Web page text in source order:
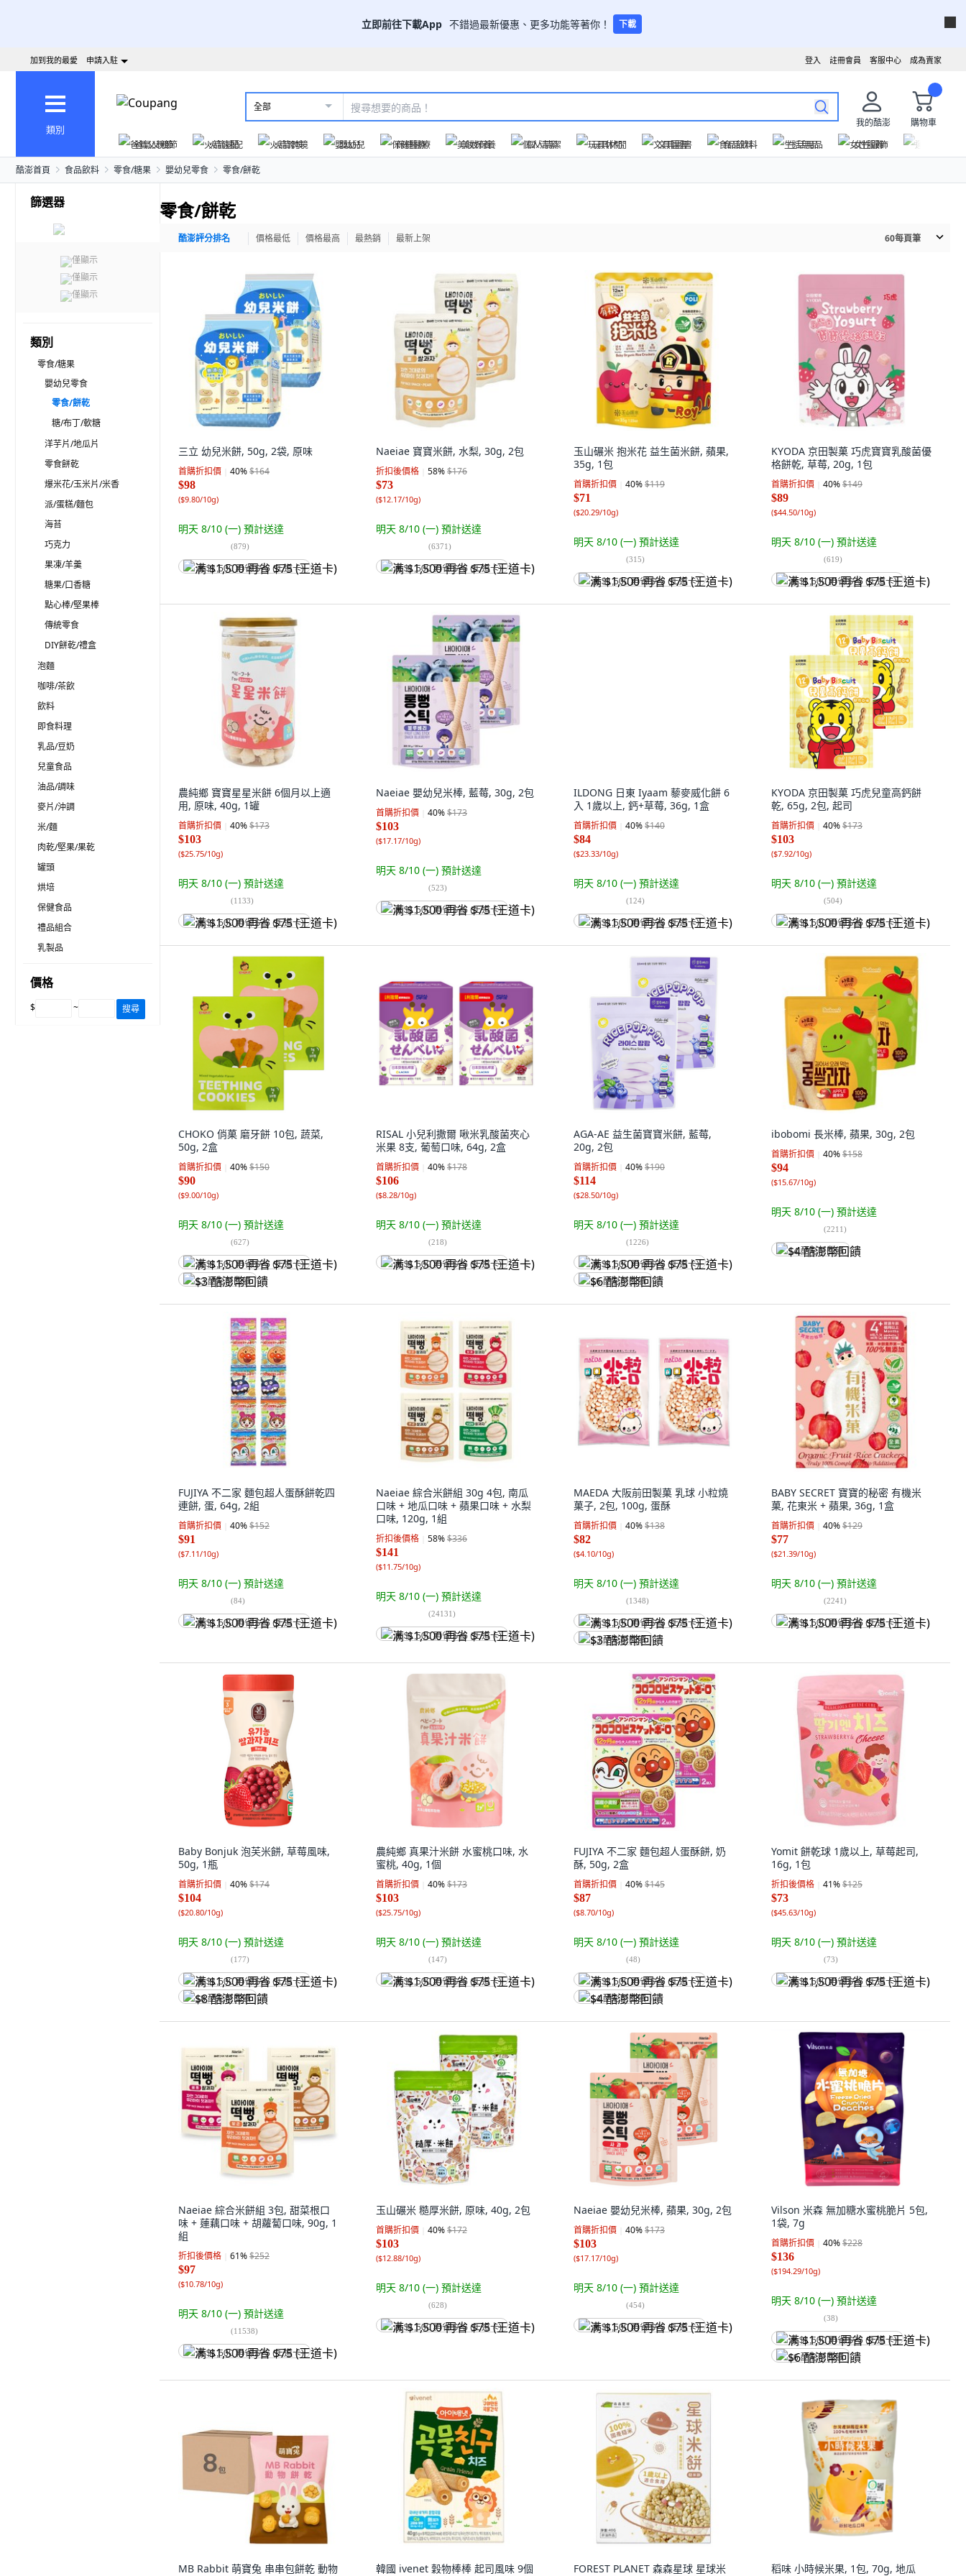
立即前往下載App 不錯過最新優惠、更多功能等著你！ 下載
成為賣家
客服中心
註冊會員
登入
加到我的最愛 申請入駐
類別
全部
我的酷澎
購物車
爸氣父親節
火箭速配 火箭跨境 嬰幼兒 保健醫療 美妝保養 個人清潔 玩具休閒 文具圖書 食品飲料 生活用品 女性服飾
酷澎首頁 食品飲料 零食/糖果 嬰幼兒零食 零食/餅乾
篩選器
僅顯示
僅顯示
僅顯示
類別
零食/糖果
嬰幼兒零食
零食/餅乾
糖/布丁/軟糖
洋芋片/地瓜片
零食餅乾
爆米花/玉米片/米香
派/蛋糕/麵包
海苔
巧克力
果凍/羊羹
糖果/口香糖
點心棒/堅果棒
傳統零食
DIY餅乾/禮盒
泡麵
咖啡/茶飲
飲料
即食料理
乳品/豆奶
兒童食品
油品/調味
麥片/沖調
米/麵
肉乾/堅果/果乾
罐頭
烘培
保健食品
禮品組合
乳製品
價格
$ ~ 搜尋
零食/餅乾
酷澎評分排名 價格最低 價格最高 最熱銷 最新上架 60每頁筆
三立 幼兒米餅, 50g, 2袋, 原味
首購折扣價 40%$164
$98
($9.80/10g)
明天 8/10 (一) 預計送達
(879)
满 $1,500 再省 $75 (王道卡)
Naeiae 寶寶米餅, 水梨, 30g, 2包
折扣後價格 58%$176
$73
($12.17/10g)
明天 8/10 (一) 預計送達
(6371)
满 $1,500 再省 $75 (王道卡)
玉山碾米 抱米花 益生菌米餅, 蘋果,
35g, 1包
首購折扣價 40%$119
$71
($20.29/10g)
明天 8/10 (一) 預計送達
(315)
满 $1,500 再省 $75 (王道卡)
KYODA 京田製菓 巧虎寶寶乳酸菌優
格餅乾, 草莓, 20g, 1包
首購折扣價 40%$149
$89
($44.50/10g)
明天 8/10 (一) 預計送達
(619)
满 $1,500 再省 $75 (王道卡)
農純鄉 寶寶星星米餅 6個月以上適
用, 原味, 40g, 1罐
首購折扣價 40%$173
$103
($25.75/10g)
明天 8/10 (一) 預計送達
(1133)
满 $1,500 再省 $75 (王道卡)
Naeiae 嬰幼兒米棒, 藍莓, 30g, 2包
首購折扣價 40%$173
$103
($17.17/10g)
明天 8/10 (一) 預計送達
(523)
满 $1,500 再省 $75 (王道卡)
(124)
满 $1,500 再省 $75 (王道卡)
KYODA 京田製菓 巧虎兒童高鈣餅
乾, 65g, 2包, 起司
首購折扣價 40%$173
$103
($7.92/10g)
明天 8/10 (一) 預計送達
(504)
满 $1,500 再省 $75 (王道卡)
CHOKO 俏菓 磨牙餅 10包, 蔬菜,
50g, 2盒
首購折扣價 40%$150
$90
($9.00/10g)
明天 8/10 (一) 預計送達
(627)
满 $1,500 再省 $75 (王道卡)
$3 酷澎幣回饋
RISAL 小兒利撒爾 啾米乳酸菌夾心
米果 8支, 葡萄口味, 64g, 2盒
首購折扣價 40%$178
$106
($8.28/10g)
明天 8/10 (一) 預計送達
(218)
满 $1,500 再省 $75 (王道卡)
AGA-AE 益生菌寶寶米餅, 藍莓,
20g, 2包
首購折扣價 40%$190
$114
($28.50/10g)
明天 8/10 (一) 預計送達
(1226)
满 $1,500 再省 $75 (王道卡)
$6 酷澎幣回饋
ibobomi 長米棒, 蘋果, 30g, 2包
首購折扣價 40%$158
$94
($15.67/10g)
明天 8/10 (一) 預計送達
(2211)
$4 酷澎幣回饋
FUJIYA 不二家 麵包超人蛋酥餅乾四
連餅, 蛋, 64g, 2組
首購折扣價 40%$152
$91
($7.11/10g)
明天 8/10 (一) 預計送達
(84)
满 $1,500 再省 $75 (王道卡)
Naeiae 綜合米餅組 30g 4包, 南瓜
口味 + 地瓜口味 + 蘋果口味 + 水梨
口味, 120g, 1組
折扣後價格 58%$336
$141
($11.75/10g)
明天 8/10 (一) 預計送達
(24131)
满 $1,500 再省 $75 (王道卡)
MAEDA 大阪前田製菓 乳球 小粒燒
菓子, 2包, 100g, 蛋酥
首購折扣價 40%$138
$82
($4.10/10g)
明天 8/10 (一) 預計送達
(1348)
满 $1,500 再省 $75 (王道卡)
$3 酷澎幣回饋
BABY SECRET 寶寶的秘密 有機米
菓, 花東米 + 蘋果, 36g, 1盒
首購折扣價 40%$129
$77
($21.39/10g)
明天 8/10 (一) 預計送達
(2241)
满 $1,500 再省 $75 (王道卡)
Baby Bonjuk 泡芙米餅, 草莓風味,
50g, 1瓶
首購折扣價 40%$174
$104
($20.80/10g)
明天 8/10 (一) 預計送達
(177)
满 $1,500 再省 $75 (王道卡)
$8 酷澎幣回饋
農純鄉 真果汁米餅 水蜜桃口味, 水
蜜桃, 40g, 1個
首購折扣價 40%$173
$103
($25.75/10g)
明天 8/10 (一) 預計送達
(147)
满 $1,500 再省 $75 (王道卡)
FUJIYA 不二家 麵包超人蛋酥餅, 奶
酥, 50g, 2盒
首購折扣價 40%$145
$87
($8.70/10g)
明天 8/10 (一) 預計送達
(48)
满 $1,500 再省 $75 (王道卡)
$4 酷澎幣回饋
Yomit 餅乾球 1歲以上, 草莓起司,
16g, 1包
折扣後價格 41%$125
$73
($45.63/10g)
明天 8/10 (一) 預計送達
(73)
满 $1,500 再省 $75 (王道卡)
Naeiae 綜合米餅組 3包, 甜菜根口
味 + 蓮藕口味 + 胡蘿蔔口味, 90g, 1
組
折扣後價格 61%$252
$97
($10.78/10g)
明天 8/10 (一) 預計送達
(11538)
满 $1,500 再省 $75 (王道卡)
玉山碾米 糙厚米餅, 原味, 40g, 2包
首購折扣價 40%$172
$103
($12.88/10g)
明天 8/10 (一) 預計送達
(628)
满 $1,500 再省 $75 (王道卡)
Naeiae 嬰幼兒米棒, 蘋果, 30g, 2包
首購折扣價 40%$173
$103
($17.17/10g)
明天 8/10 (一) 預計送達
(454)
满 $1,500 再省 $75 (王道卡)
Vilson 米森 無加糖水蜜桃脆片 5包,
1袋, 7g
首購折扣價 40%$228
$136
($194.29/10g)
明天 8/10 (一) 預計送達
(38)
满 $1,500 再省 $75 (王道卡)
$6 酷澎幣回饋
MB Rabbit 萌寶兔 串串包餅乾 動物
韓國 ivenet 穀物棒棒 起司風味 9個
FOREST PLANET 森森星球 星球米
稻味 小時候米果, 1包, 70g, 地瓜